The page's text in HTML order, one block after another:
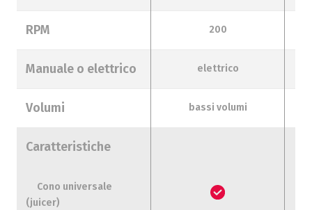
RPM 200
Manuale o elettrico elettrico
Volumi bassi volumi
Caratteristiche
Cono universale
(juicer)